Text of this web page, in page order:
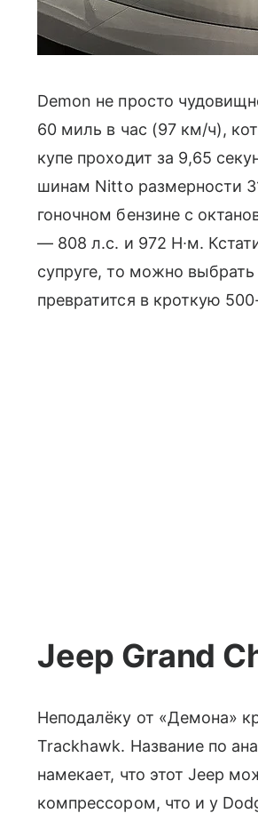
Demon не просто
60 миль в час (97 км/ч),
купе проходит за 9,65
шинам Nitto размерности
гоночном бензине с
— 808 л.с. и 972 Н∙м.
супруге, то можно
превратится в кроткую
Jeep Grand
Неподалёку от «Демона»
Trackhawk. Название по
намекает, что этот Jeep
компрессором, что и у